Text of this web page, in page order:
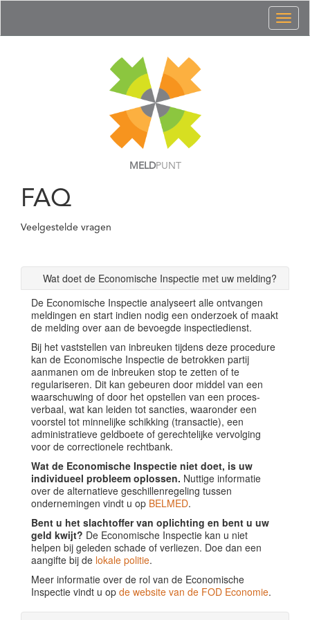
MELDPUNT
FAQ
Veelgestelde vragen
Wat doet de Economische Inspectie met uw melding?
De Economische Inspectie analyseert alle ontvangen
meldingen en start indien nodig een onderzoek of maakt
de melding over aan de bevoegde inspectiedienst.
Bij het vaststellen van inbreuken tijdens deze procedure
kan de Economische Inspectie de betrokken partij
aanmanen om de inbreuken stop te zetten of te
regulariseren. Dit kan gebeuren door middel van een
waarschuwing of door het opstellen van een proces-
verbaal, wat kan leiden tot sancties, waaronder een
voorstel tot minnelijke schikking (transactie), een
administratieve geldboete of gerechtelijke vervolging
voor de correctionele rechtbank.
Wat de Economische Inspectie niet doet, is uw
individueel probleem oplossen. Nuttige informatie
over de alternatieve geschillenregeling tussen
ondernemingen vindt u op BELMED.
Bent u het slachtoffer van oplichting en bent u uw
geld kwijt? De Economische Inspectie kan u niet
helpen bij geleden schade of verliezen. Doe dan een
aangifte bij de lokale politie.
Meer informatie over de rol van de Economische
Inspectie vindt u op de website van de FOD Economie.